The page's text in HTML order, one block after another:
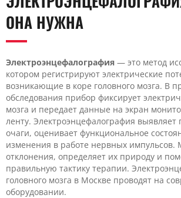
ОНА НУЖНА
Электроэнцефалография — это метод
котором регистрируют электрические
возникающие в коре головного мозга. В
обследования прибор фиксирует
мозга и передает данные на экран
ленту. Электроэнцефалография выявляет
очаги, оценивает функциональное
изменения в работе нервных импульсов.
отклонения, определяет их природу и
правильную тактику терапии.
головного мозга в Москве проводят на
оборудовании.